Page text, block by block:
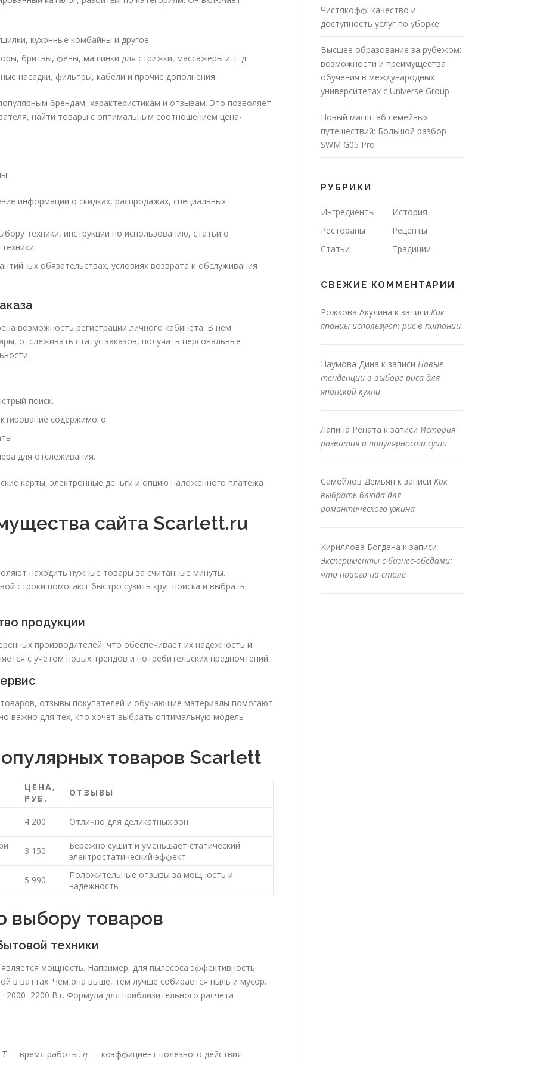
кухонные комбайны и другое.
бритвы, фены, машинки для стрижки, массажеры и т. д.
насадки, фильтры, кабели и прочие дополнения.
брендам, характеристикам и отзывам. Это позволяет
найти товары с оптимальным соотношением цена-
информации о скидках, распродажах, специальных
техники, инструкции по использованию, статьи о
обязательствах, условиях возврата и обслуживания
возможность регистрации личного кабинета. В нём
отслеживать статус заказов, получать персональные
поиск.
содержимого.
для отслеживания.
карты, электронные деньги и опцию наложенного платежа
сайта Scarlett.ru
находить нужные товары за считанные минуты.
строки помогают быстро сузить круг поиска и выбрать
продукции
производителей, что обеспечивает их надежность и
с учетом новых трендов и потребительских предпочтений.
отзывы покупателей и обучающие материалы помогают
важно для тех, кто хочет выбрать оптимальную модель
товаров Scarlett
ЦЕНА,
РУБ.
ОТЗЫВЫ
4 200 Отлично для деликатных зон
3 150
Бережно сушит и уменьшает статический
электростатический эффект
5 990
Положительные отзывы за мощность и
надежность
выбору товаров
техники
мощность. Например, для пылесоса эффективность
в ваттах. Чем она выше, тем лучше собирается пыль и мусор.
Вт. Формула для приблизительного расчета
T— время работы, η — коэффициент полезного действия
Чистякофф: качество и
доступность услуг по уборке
Высшее образование за рубежом:
возможности и преимущества
обучения в международных
университетах с Universe Group
Новый масштаб семейных
путешествий: Большой разбор
SWM G05 Pro
РУБРИКИ
Ингредиенты
История
Рестораны
Рецепты
Статьи
Традиции
СВЕЖИЕ КОММЕНТАРИИ
Рожкова Акулина к записи Как
японцы используют рис в питании
Наумова Дина к записи Новые
тенденции в выборе риса для
японской кухни
Лапина Рената к записи История
развития и популярности суши
Самойлов Демьян к записи Как
выбрать блюда для
романтического ужина
Кириллова Богдана к записи
Эксперименты с бизнес-обедами:
что нового на столе